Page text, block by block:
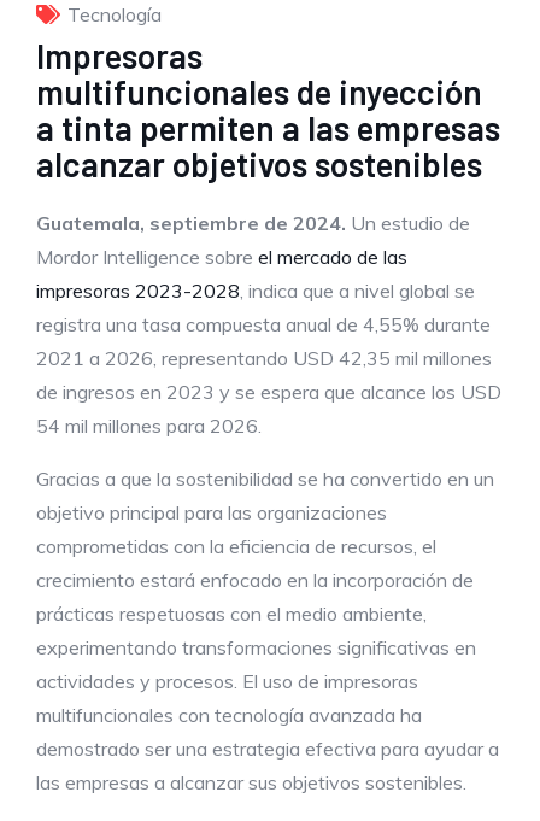
Tecnología
Impresoras
multifuncionales de inyección
a tinta permiten a las empresas
alcanzar objetivos sostenibles
Guatemala, septiembre de 2024. Un estudio de
Mordor Intelligence sobre el mercado de las
impresoras 2023-2028 , indica que a nivel global se
registra una tasa compuesta anual de 4,55% durante
2021 a 2026, representando USD 42,35 mil millones
de ingresos en 2023 y se espera que alcance los USD
54 mil millones para 2026.
Gracias a que la sostenibilidad se ha convertido en un
objetivo principal para las organizaciones
comprometidas con la eficiencia de recursos, el
crecimiento estará enfocado en la incorporación de
prácticas respetuosas con el medio ambiente,
experimentando transformaciones significativas en
actividades y procesos. El uso de impresoras
multifuncionales con tecnología avanzada ha
demostrado ser una estrategia efectiva para ayudar a
las empresas a alcanzar sus objetivos sostenibles.